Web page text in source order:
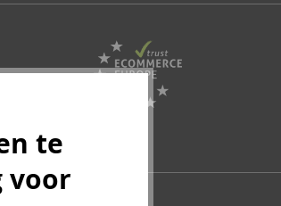
te
voor